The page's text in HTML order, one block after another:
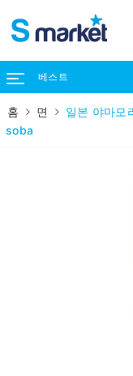
베스트
홈 면
일본 야마
soba